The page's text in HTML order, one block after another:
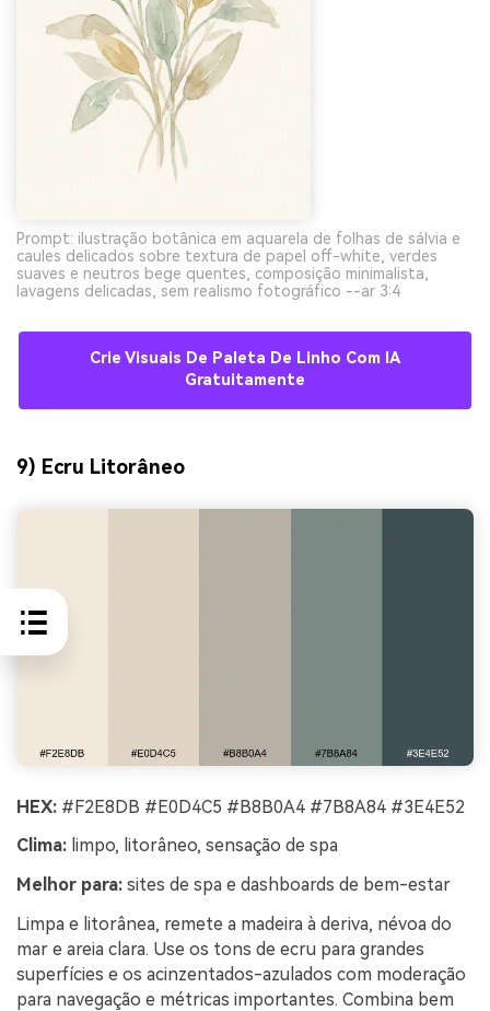
Prompt: ilustração botânica em aquarela de folhas de sálvia e
caules delicados sobre textura de papel off-white, verdes
suaves e neutros bege quentes, composição minimalista,
lavagens delicadas, sem realismo fotográfico --ar 3:4
Crie Visuais De Paleta De Linho Com IA
Gratuitamente
9) Ecru Litorâneo
HEX: #F2E8DB #E0D4C5 #B8B0A4 #7B8A84 #3E4E52
Clima: limpo, litorâneo, sensação de spa
Melhor para: sites de spa e dashboards de bem-estar
Limpa e litorânea, remete a madeira à deriva, névoa do
mar e areia clara. Use os tons de ecru para grandes
superfícies e os acinzentados-azulados com moderação
para navegação e métricas importantes. Combina bem